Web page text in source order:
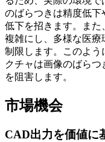
のばらつきは精度低
低下を招きます。ま
複雑にし、多様な医
制限します。このよう
クチャは画像のばら
を阻害します。
市場機会
CAD出力を価値に